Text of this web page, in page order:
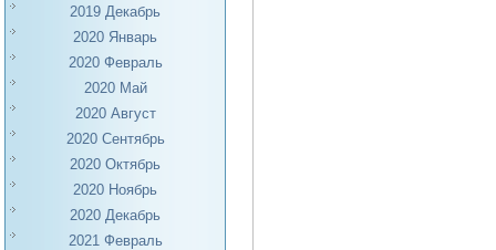
2019 Декабрь
2020 Январь
2020 Февраль
2020 Май
2020 Август
2020 Сентябрь
2020 Октябрь
2020 Ноябрь
2020 Декабрь
2021 Февраль